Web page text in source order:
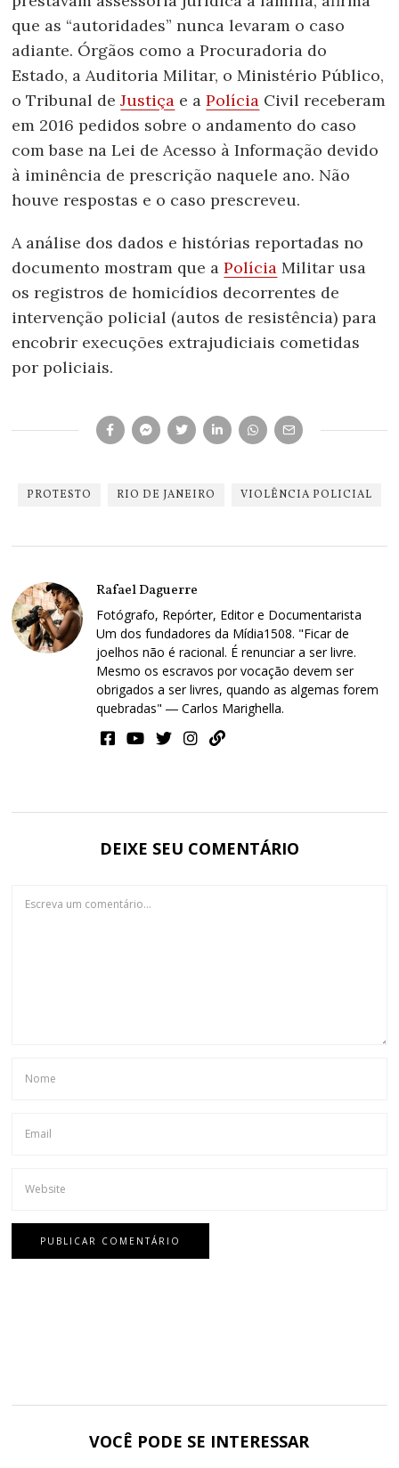
que as “autoridades” nunca levaram o caso
adiante. Órgãos como a Procuradoria do
Estado, a Auditoria Militar, o Ministério Público,
o Tribunal deJustiça e aPolícia Civil receberam
em 2016 pedidos sobre o andamento do caso
com base na Lei de Acesso à Informação devido
à iminência de prescrição naquele ano. Não
houve respostas e o caso prescreveu.
A análise dos dados e histórias reportadas no
documento mostram que aPolícia Militar usa
os registros de homicídios decorrentes de
intervenção policial (autos de resistência) para
encobrir execuções extrajudiciais cometidas
por policiais.
PROTESTO RIO DE JANEIRO VIOLÊNCIA POLICIAL
Rafael Daguerre
Fotógrafo, Repórter, Editor e Documentarista
Um dos fundadores da Mídia1508. "Ficar de
joelhos não é racional. É renunciar a ser livre.
Mesmo os escravos por vocação devem ser
obrigados a ser livres, quando as algemas forem
quebradas" ― Carlos Marighella.
DEIXE SEU COMENTÁRIO
VOCÊ PODE SE INTERESSAR